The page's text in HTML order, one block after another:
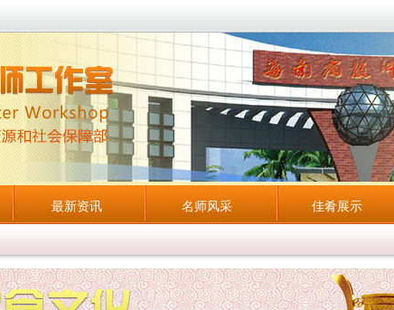
最新资讯 名师风采 佳肴展示